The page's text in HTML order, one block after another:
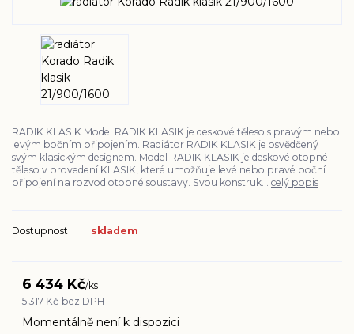
RADIK KLASIK Model RADIK KLASIK je deskové těleso s pravým nebo
levým bočním připojením. Radiátor RADIK KLASIK je osvědčený
svým klasickým designem. Model RADIK KLASIK je deskové otopné
těleso v provedení KLASIK, které umožňuje levé nebo pravé boční
připojení na rozvod otopné soustavy. Svou konstruk... celý popis
Dostupnost skladem
6 434 Kč/ks
5 317 Kč bez DPH
Momentálně není k dispozici